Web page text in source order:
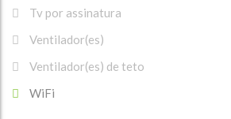
Tv por assinatura
Ventilador(es)
Ventilador(es) de teto
WiFi